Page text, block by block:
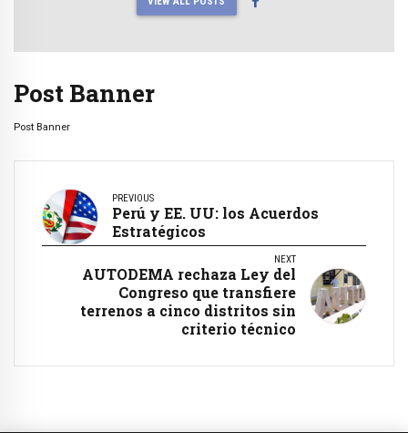
Post Banner
Post Banner
PREVIOUS
Perú y EE. UU: los Acuerdos
Estratégicos
NEXT
AUTODEMA rechaza Ley del
Congreso que transfiere
terrenos a cinco distritos sin
criterio técnico